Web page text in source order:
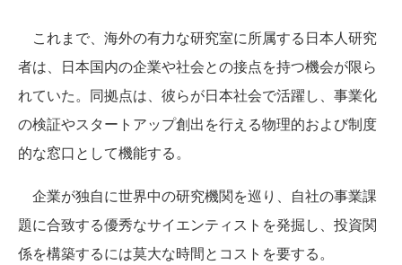
これまで、海外の有力な研究室に所属する日本人研究
者は、日本国内の企業や社会との接点を持つ機会が限ら
れていた。同拠点は、彼らが日本社会で活躍し、事業化
の検証やスタートアップ創出を行える物理的および制度
的な窓口として機能する。
企業が独自に世界中の研究機関を巡り、自社の事業課
題に合致する優秀なサイエンティストを発掘し、投資関
係を構築するには莫大な時間とコストを要する。